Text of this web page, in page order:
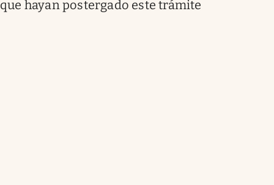
que hayan postergado este trámite